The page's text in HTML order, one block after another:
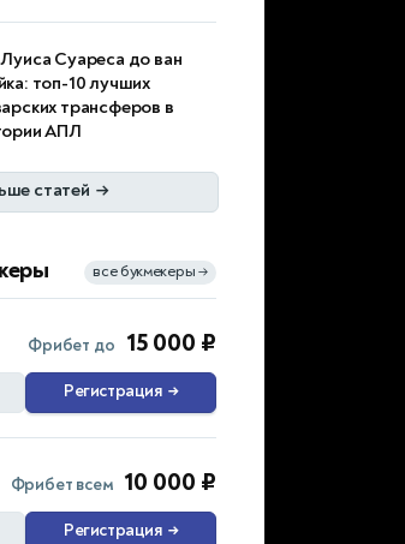
Суареса до ван
топ-10 лучших
трансферов в
АПЛ
статей →
все букмекеры →
Фрибет до 15 000 ₽
Регистрация →
Фрибет всем 10 000 ₽
Регистрация →